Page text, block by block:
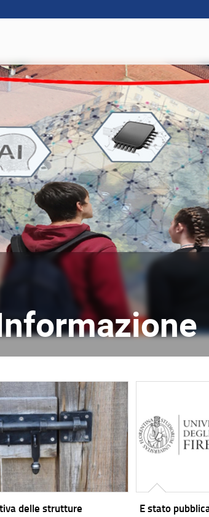
delle strutture
E stato